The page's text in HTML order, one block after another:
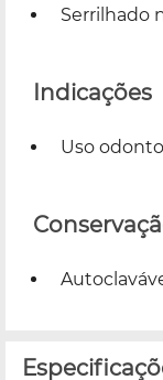
Serrilhado
Indicações
Uso